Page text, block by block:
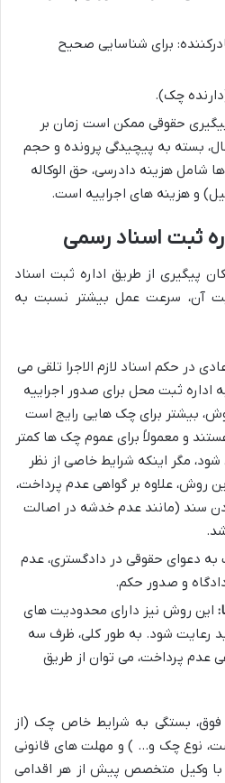
برای شناسایی صحیح
چک).
حقوقی ممکن است زمان بر
بسته به پیچیدگی پرونده و حجم
شامل هزینه دادرسی، حق الوکاله
و هزینه های اجراییه است.
ثبت اسناد رسمی
پیگیری از طریق اداره ثبت اسناد
آن، سرعت عمل بیشتر نسبت به
در حکم اسناد لازم الاجرا تلقی می
اداره ثبت محل برای صدور اجراییه
بیشتر برای چک هایی رایج است
و معمولاً برای عموم چک ها کمتر
مگر اینکه شرایط خاصی از نظر
روش، علاوه بر گواهی عدم پرداخت،
بودن سند (مانند عدم خدشه در اصالت
به دعوای حقوقی در دادگستری، عدم
و صدور حکم.
این روش نیز دارای محدودیت های
رعایت شود. به طور کلی، ظرف سه
عدم پرداخت، می توان از طریق
بستگی به شرایط خاص چک (از
نوع چک و… ) و مهلت های قانونی
با وکیل متخصص پیش از هر اقدامی